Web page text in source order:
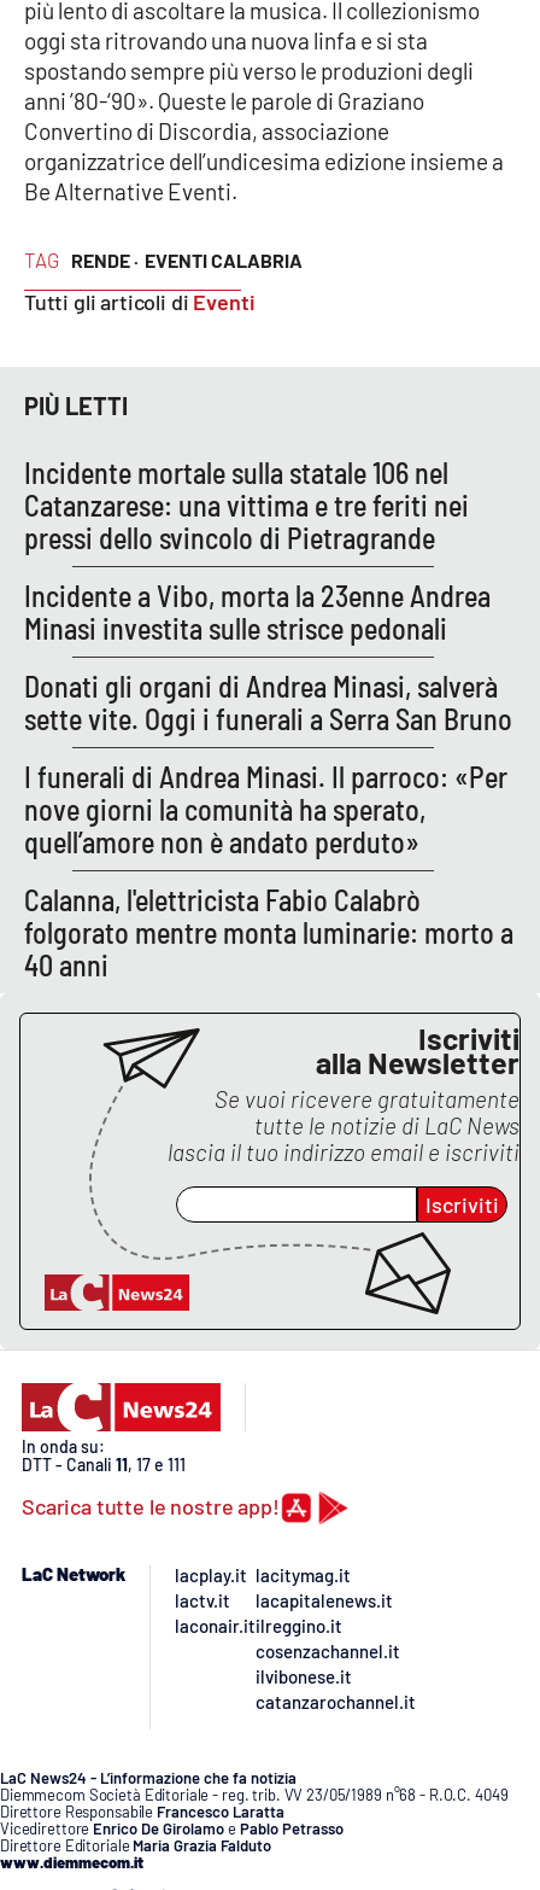
Reggio Calabria
Cosenza
Lamezia Terme
PROGETTI
LA
Destinazioni
Eventi
Food
Storie
LAC
NETWORK
Lacplay.it
Lactv.it
Laconair.it
Lacapitalenews.it
Ilreggino.it
Cosenzachannel.it
Ilvibonese.it
Catanzarochannel.it
APP
Android
Apple
TAG RENDE · EVENTI CALABRIA
Tutti gli articoli di Eventi
più lento di ascoltare la musica. Il collezionismo
oggi sta ritrovando una nuova linfa e si sta
spostando sempre più verso le produzioni degli
anni ’80-‘90». Queste le parole di Graziano
Convertino di Discordia, associazione
organizzatrice dell’undicesima edizione insieme a
Be Alternative Eventi.
PIÙ LETTI
Incidente mortale sulla statale 106 nel
Catanzarese: una vittima e tre feriti nei
pressi dello svincolo di Pietragrande
Incidente a Vibo, morta la 23enne Andrea
Minasi investita sulle strisce pedonali
Donati gli organi di Andrea Minasi, salverà
sette vite. Oggi i funerali a Serra San Bruno
I funerali di Andrea Minasi. Il parroco: «Per
nove giorni la comunità ha sperato,
quell’amore non è andato perduto»
Calanna, l'elettricista Fabio Calabrò
folgorato mentre monta luminarie: morto a
40 anni
Iscriviti
alla Newsletter
Se vuoi ricevere gratuitamente
tutte le notizie di LaC News
lascia il tuo indirizzo email e iscriviti
Iscriviti
In onda su:
DTT - Canali 11, 17 e 111
Scarica tutte le nostre app!
LaC Network
lacplay.it
lactv.it
laconair.it
lacitymag.it
lacapitalenews.it
ilreggino.it
cosenzachannel.it
ilvibonese.it
catanzarochannel.it
LaC News24 - L’informazione che fa notizia
Diemmecom Società Editoriale - reg. trib. VV 23/05/1989 n°68 - R.O.C. 4049
Direttore Responsabile Francesco Laratta
Vicedirettore Enrico De GirolamoePablo Petrasso
Direttore Editoriale Maria Grazia Falduto
www.diemmecom.it